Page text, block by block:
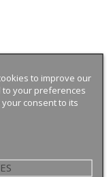
to improve our
your preferences
consent to its